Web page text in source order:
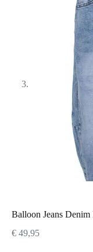
Balloon Jeans Denim
€ 49,95